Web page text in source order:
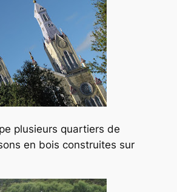
plusieurs quartiers de
en bois construites sur